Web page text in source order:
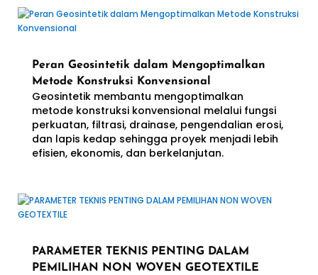
Peran Geosintetik dalam Mengoptimalkan
Metode Konstruksi Konvensional
Geosintetik membantu mengoptimalkan
metode konstruksi konvensional melalui fungsi
perkuatan, filtrasi, drainase, pengendalian erosi,
dan lapis kedap sehingga proyek menjadi lebih
efisien, ekonomis, dan berkelanjutan.
PARAMETER TEKNIS PENTING DALAM
PEMILIHAN NON WOVEN GEOTEXTILE